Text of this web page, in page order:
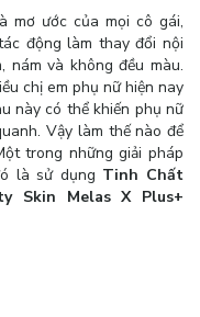
mơ ước của mọi cô gái,
động làm thay đổi nội
và không đều màu.
chị em phụ nữ hiện nay
này có thể khiến phụ nữ
Vậy làm thế nào để
trong những giải pháp
là sử dụng Tinh Chất
Skin Melas X Plus+